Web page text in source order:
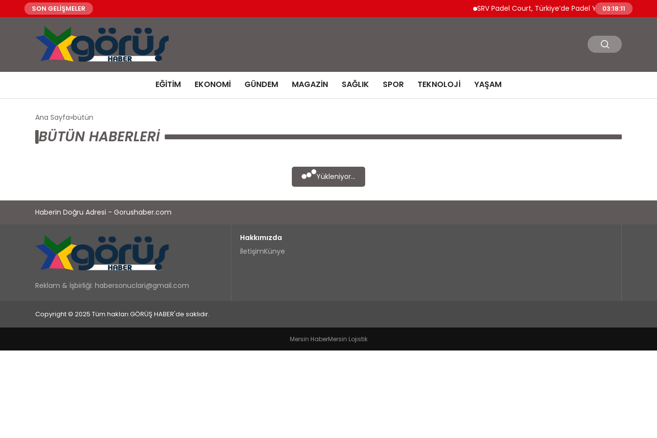
SON GELİŞMELER SRV Padel Court, Türkiye’de Padel Yatırımlarının
03:18:11
EĞITIM EKONOMI GÜNDEM MAGAZIN SAĞLIK SPOR TEKNOLOJI YAŞAM
Ana Sayfa bütün
BÜTÜN HABERLERI
Yükleniyor...
Haberin Doğru Adresi - Gorushaber.com
Reklam & İşbirliği: habersonuclari@gmail.com
Hakkımızda
İletişimKünye
Copyright © 2025 Tüm hakları GÖRÜŞ HABER'de saklıdır.
Mersin HaberMersin Lojistik